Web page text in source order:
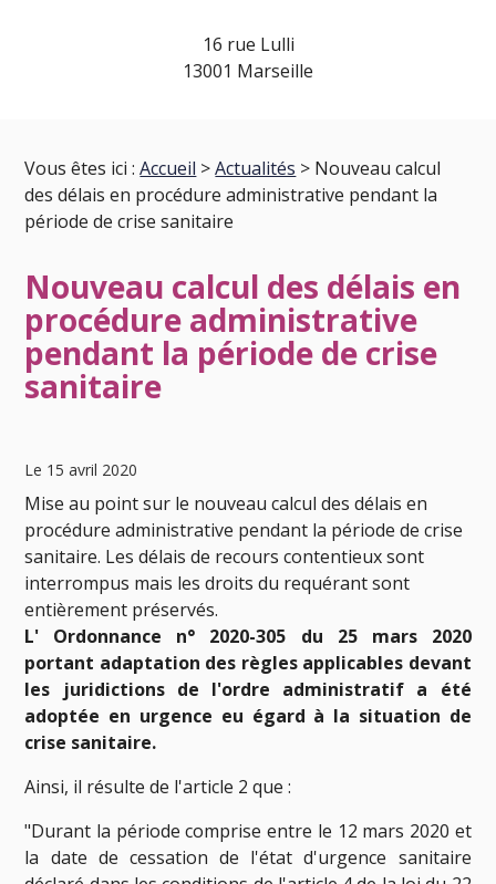
16 rue Lulli
13001 Marseille
Vous êtes ici : Accueil >Actualités > Nouveau calcul
des délais en procédure administrative pendant la
période de crise sanitaire
Nouveau calcul des délais en
procédure administrative
pendant la période de crise
sanitaire
Le 15 avril 2020
Mise au point sur le nouveau calcul des délais en
procédure administrative pendant la période de crise
sanitaire. Les délais de recours contentieux sont
interrompus mais les droits du requérant sont
entièrement préservés.
L' Ordonnance n° 2020-305 du 25 mars 2020
portant adaptation des règles applicables devant
les juridictions de l'ordre administratif a été
adoptée en urgence eu égard à la situation de
crise sanitaire.
Ainsi, il résulte de l'article 2 que :
"Durant la période comprise entre le 12 mars 2020 et
la date de cessation de l'état d'urgence sanitaire